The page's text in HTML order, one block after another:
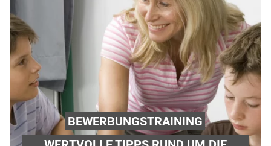
BEWERBUNGSTRAINING